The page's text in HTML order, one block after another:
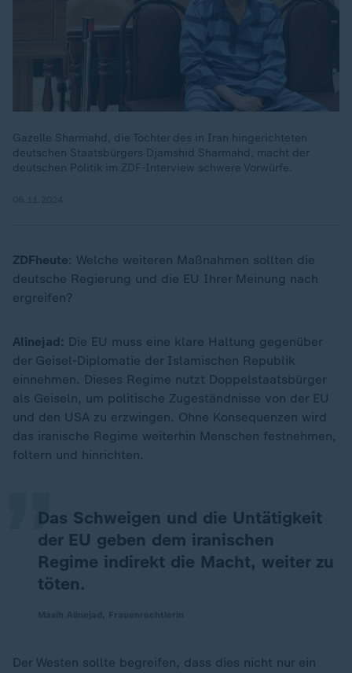
Dieses Video existiert nicht (mehr).
Gazelle Sharmahd, die Tochter des in Iran hingerichteten
deutschen Staatsbürgers Djamshid Sharmahd, macht der
deutschen Politik im ZDF-Interview schwere Vorwürfe.
ZDFheute: Welche weiteren Maßnahmen sollten die
deutsche Regierung und die EU Ihrer Meinung nach
ergreifen?
Alinejad: Die EU muss eine klare Haltung gegenüber
der Geisel-Diplomatie der Islamischen Republik
einnehmen. Dieses Regime nutzt Doppelstaatsbürger
als Geiseln, um politische Zugeständnisse von der EU
und den USA zu erzwingen. Ohne Konsequenzen wird
das iranische Regime weiterhin Menschen festnehmen,
foltern und hinrichten.
Das Schweigen und die Untätigkeit
der EU geben dem iranischen
Regime indirekt die Macht, weiter zu
töten.
„
Der Westen sollte begreifen, dass dies nicht nur ein